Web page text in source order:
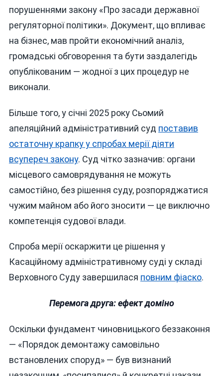
порушеннями закону «Про засади державної
регуляторної політики». Документ, що впливає
на бізнес, мав пройти економічний аналіз,
громадські обговорення та бути заздалегідь
опублікованим — жодної з цих процедур не
виконали.
Більше того, у січні 2025 року Сьомий
апеляційний адміністративний суд поставив
остаточну крапку у спробах мерії діяти
всупереч закону. Суд чітко зазначив: органи
місцевого самоврядування не можуть
самостійно, без рішення суду, розпоряджатися
чужим майном або його зносити — це виключно
компетенція судової влади.
Спроба мерії оскаржити це рішення у
Касаційному адміністративному суді у складі
Верховного Суду завершилася повним фіаско.
Перемога друга: ефект доміно
Оскільки фундамент чиновницького беззаконня
— «Порядок демонтажу самовільно
встановлених споруд» — був визнаний